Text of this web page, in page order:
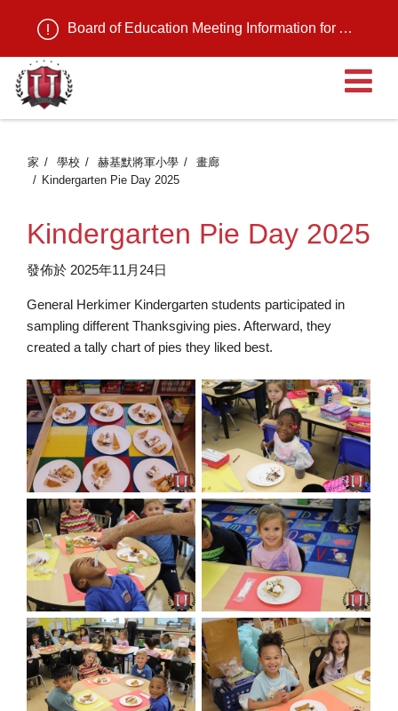
Board of Education Meeting Information for August 11, 2026
家 學校 赫基默將軍小學
畫廊
Kindergarten Pie Day 2025
Kindergarten Pie Day 2025
發佈於 2025年11月24日
General Herkimer Kindergarten students participated in
sampling different Thanksgiving pies. Afterward, they
created a tally chart of pies they liked best.